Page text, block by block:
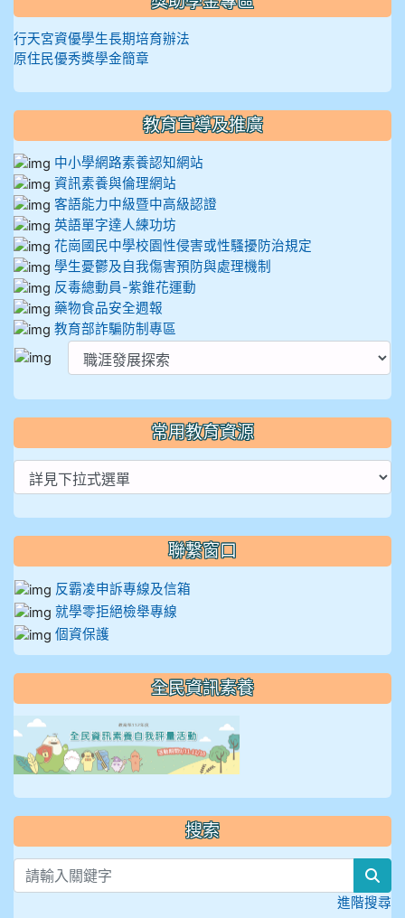
行天宮資優學生長期培育辦法
原住民優秀獎學金簡章
教育宣導及推廣
中小學網路素養認知網站
資訊素養與倫理網站
客語能力中級暨中高級認證
英語單字達人練功坊
花崗國民中學校園性侵害或性騷擾防治規定
學生憂鬱及自我傷害預防與處理機制
反毒總動員-紫錐花運動
藥物食品安全週報
教育部詐騙防制專區
常用教育資源
聯繫窗口
反霸凌申訴專線及信箱
就學零拒絕檢舉專線
個資保護
全民資訊素養
搜索
進階搜尋